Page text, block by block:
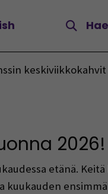
Hae
keskiviikkokahvit
2026!
etänä.